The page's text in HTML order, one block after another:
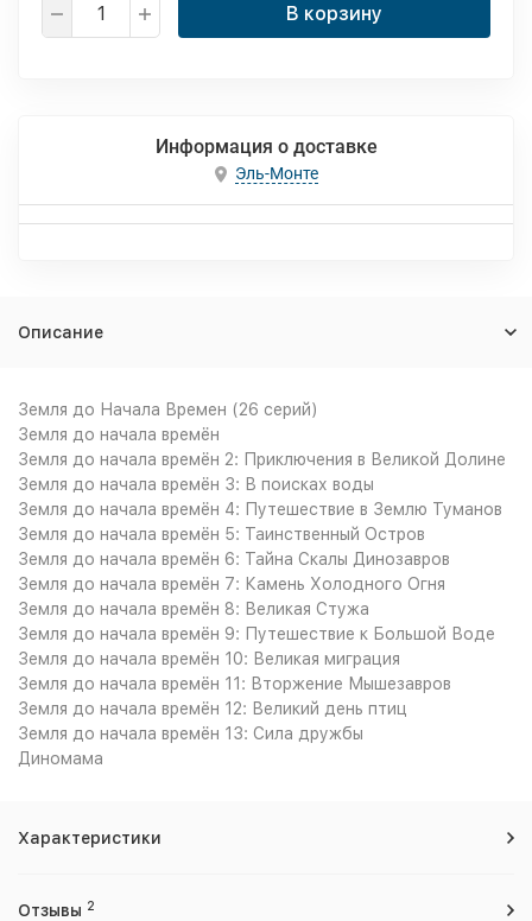
В корзину
Информация о доставке
Эль-Монте
Описание
Земля до Начала Времен (26 серий)
Земля до начала времён
Земля до начала времён 2: Приключения в Великой Долине
Земля до начала времён 3: В поисках воды
Земля до начала времён 4: Путешествие в Землю Туманов
Земля до начала времён 5: Таинственный Остров
Земля до начала времён 6: Тайна Скалы Динозавров
Земля до начала времён 7: Камень Холодного Огня
Земля до начала времён 8: Великая Стужа
Земля до начала времён 9: Путешествие к Большой Воде
Земля до начала времён 10: Великая миграция
Земля до начала времён 11: Вторжение Мышезавров
Земля до начала времён 12: Великий день птиц
Земля до начала времён 13: Сила дружбы
Диномама
Характеристики
Отзывы 2